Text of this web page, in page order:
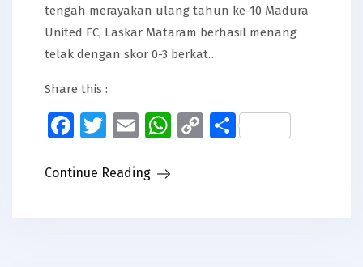
tengah merayakan ulang tahun ke-10 Madura
United FC, Laskar Mataram berhasil menang
telak dengan skor 0-3 berkat…
Share this :
Facebook
Twitter
EmailWhatsApp
CopyShare
Continue Reading